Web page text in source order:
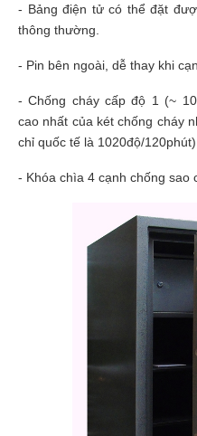
- Bảng điện tử có thể đặt
thông thường.
- Pin bên ngoài, dễ thay khi cạn.
- Chống cháy cấp độ 1 (~
cao nhất của két chống cháy
chỉ quốc tế là 1020độ/120phút)
- Khóa chìa 4 cạnh chống sao